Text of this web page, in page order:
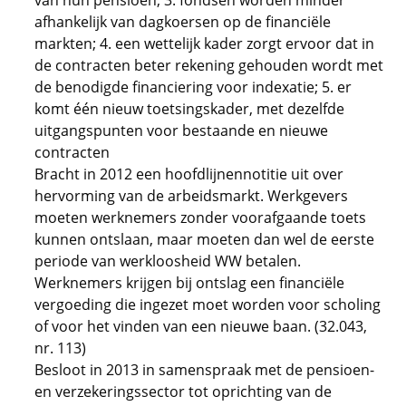
afhankelijk van dagkoersen op de financiële
markten; 4. een wettelijk kader zorgt ervoor dat in
de contracten beter rekening gehouden wordt met
de benodigde financiering voor indexatie; 5. er
komt één nieuw toetsingskader, met dezelfde
uitgangspunten voor bestaande en nieuwe
contracten
Bracht in 2012 een hoofdlijnennotitie uit over
hervorming van de arbeidsmarkt. Werkgevers
moeten werknemers zonder voorafgaande toets
kunnen ontslaan, maar moeten dan wel de eerste
periode van werkloosheid WW betalen.
Werknemers krijgen bij ontslag een financiële
vergoeding die ingezet moet worden voor scholing
of voor het vinden van een nieuwe baan. (32.043,
nr. 113)
Besloot in 2013 in samenspraak met de pensioen-
en verzekeringssector tot oprichting van de